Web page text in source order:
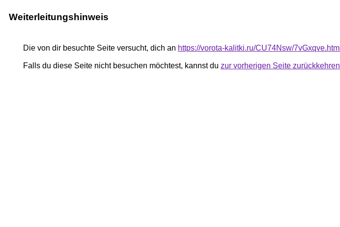
Weiterleitungshinweis
Die von dir besuchte Seite versucht, dich an https://vorota-kalitki.ru/CU74Nsw/7vGxqve.html
Falls du diese Seite nicht besuchen möchtest, kannst du zur vorherigen Seite zurückkehren